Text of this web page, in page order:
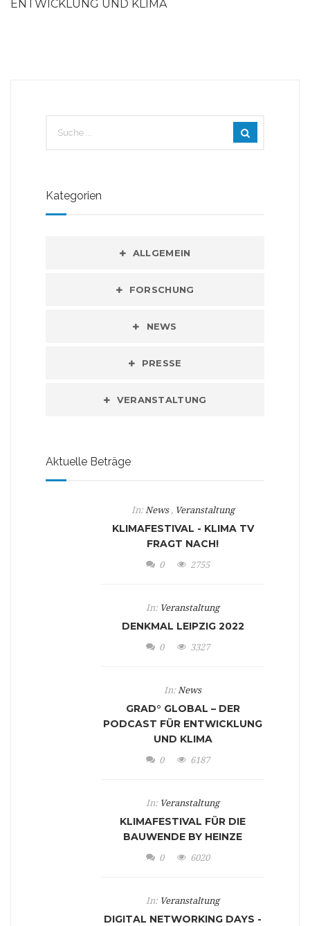
ENTWICKLUNG UND KLIMA
Kategorien
ALLGEMEIN
FORSCHUNG
NEWS
PRESSE
VERANSTALTUNG
Aktuelle Beträge
In: News, Veranstaltung
KLIMAFESTIVAL - KLIMA TV
FRAGT NACH!
0 2755
In: Veranstaltung
DENKMAL LEIPZIG 2022
0 3327
In: News
GRAD° GLOBAL – DER
PODCAST FÜR ENTWICKLUNG
UND KLIMA
0 6187
In: Veranstaltung
KLIMAFESTIVAL FÜR DIE
BAUWENDE BY HEINZE
0 6020
In: Veranstaltung
DIGITAL NETWORKING DAYS -